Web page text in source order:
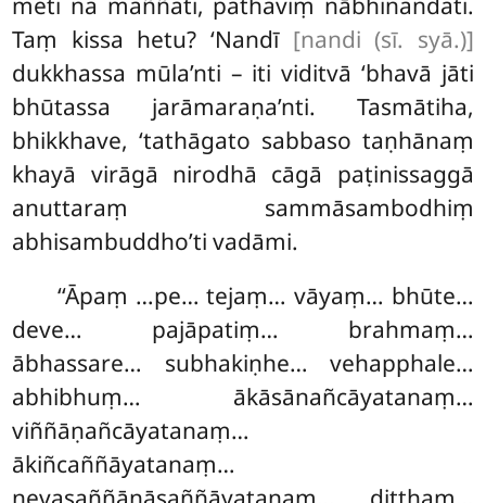
Taṃ kissa hetu? ‘Nandī [nandi (sī. syā.)]
dukkhassa mūla’nti – iti viditvā ‘bhavā jāti
bhūtassa jarāmaraṇa’nti. Tasmātiha,
bhikkhave, ‘tathāgato sabbaso taṇhānaṃ
khayā virāgā nirodhā cāgā paṭinissaggā
anuttaraṃ sammāsambodhiṃ
abhisambuddho’ti vadāmi.
‘‘Āpaṃ …pe… tejaṃ… vāyaṃ… bhūte…
deve… pajāpatiṃ… brahmaṃ…
ābhassare… subhakiṇhe… vehapphale…
abhibhuṃ… ākāsānañcāyatanaṃ…
viññāṇañcāyatanaṃ…
ākiñcaññāyatanaṃ…